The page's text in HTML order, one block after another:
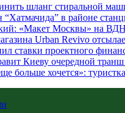
шланг стиральной
“Хатмачида” в районе
«Макет Москвы» на
Urban Revivo
ставки проектного
Киеву очередной
больше хочется»: